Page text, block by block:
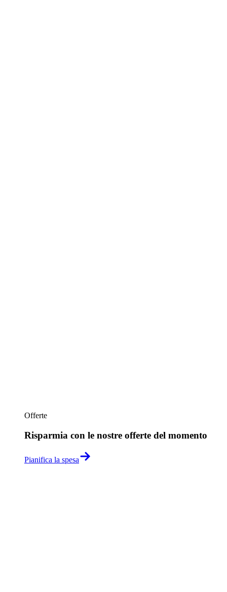
Offerte
Risparmia con le nostre offerte del momento
Pianifica la spesa